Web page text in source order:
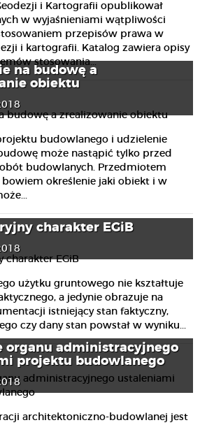
i Kartografii opublikował
w wyjaśnieniami wątpliwości
przepisów prawa w
i kartografii. Katalog zawiera opisy
stosowania...
na budowę a
obiektu
budowlanego i udzielenie
może nastąpić tylko przed
budowlanych. Przedmiotem
określenie jaki obiekt i w
charakter EGiB
użytku gruntowego nie kształtuje
a jedynie obrazuje na
istniejący stan faktyczny,
czy dany stan powstał w wyniku...
organu administracyjnego
projektu budowlanego
architektoniczno-budowlanej jest